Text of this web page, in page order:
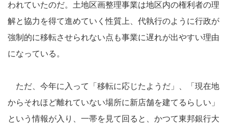
われていたのだ。土地区画整理事業は地区内の権利者の理
解と協力を得て進めていく性質上、代執行のように行政が
強制的に移転させられない点も事業に遅れが出やすい理由
になっている。
ただ、今年に入って「移転に応じたようだ」、「現在地
からそれほど離れていない場所に新店舗を建てるらしい」
という情報が入り、一帯を見て回ると、かつて東邦銀行大